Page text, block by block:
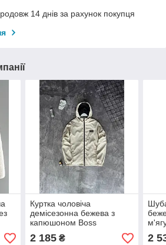
14 днів за рахунок покупця
Куртка чоловіча
демісезонна бежева з
капюшоном Boss
2 185₴ 2